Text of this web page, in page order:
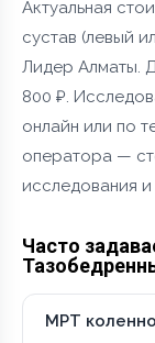
Актуальная
сустав (левый
Лидер Алматы.
800 ₽.
онлайн или по
оператора —
исследования и
Часто
МРТ